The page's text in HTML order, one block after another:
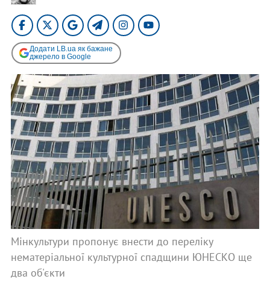
Додати LB.ua як бажане
джерело в Google
Мінкультури пропонує внести до переліку
нематеріальної культурної спадщини ЮНЕСКО ще
два об'єкти